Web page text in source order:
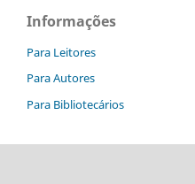
Informações
Para Leitores
Para Autores
Para Bibliotecários